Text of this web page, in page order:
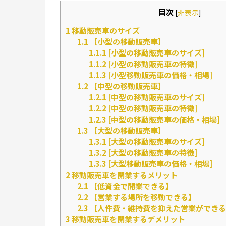
目次 [非表示]
1移動販売車のサイズ
1.1 【小型の移動販売車】
1.1.1 [小型の移動販売車のサイズ]
1.1.2[小型の移動販売車の特徴]
1.1.3 [小型移動販売車の価格・相場]
1.2【中型の移動販売車】
1.2.1 [中型の移動販売車のサイズ]
1.2.2[中型の移動販売車の特徴]
1.2.3 [中型の移動販売車の価格・相場]
1.3 【大型の移動販売車】
1.3.1 [大型の移動販売車のサイズ]
1.3.2[大型の移動販売車の特徴]
1.3.3 [大型移動販売車の価格・相場]
2移動販売車を開業するメリット
2.1 【低資金で開業できる】
2.2【営業する場所を移動できる】
2.3 【人件費・維持費を抑えた営業ができ
3移動販売車を開業するデメリット